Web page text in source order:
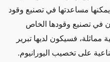
مساعدتها في تصنيع وقود
في تصنيع وقودها الخاص
مماثلة، فسيكون لديها تبرير
على تخصيب اليورانيوم.